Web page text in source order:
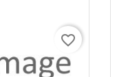
favorite_border